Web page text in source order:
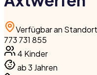
Verfügbar an
773 731 855
4 Kinder
ab 3 Jahren